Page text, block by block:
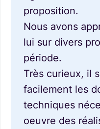
proposition.
Nous avons
lui sur divers
période.
Très curieux, il
facilement les
techniques
oeuvre des